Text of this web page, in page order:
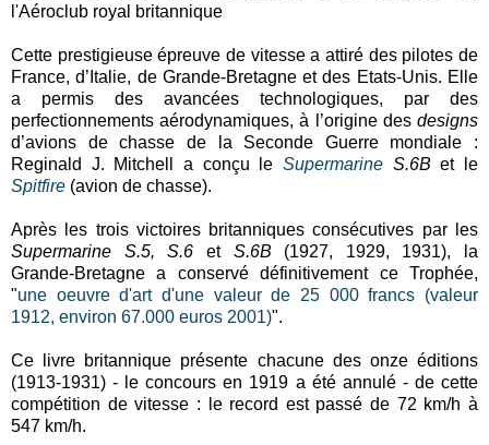
l'Aéroclub royal britannique
Cette prestigieuse épreuve de vitesse a attiré des pilotes de
France, d’Italie, de Grande-Bretagne et des Etats-Unis. Elle
a permis des avancées technologiques, par des
perfectionnements aérodynamiques, à l’origine des designs
d’avions de chasse de la Seconde Guerre mondiale :
Reginald J. Mitchell a conçu le Supermarine S.6B et le
Spitfire (avion de chasse).
Après les trois victoires britanniques consécutives par les
Supermarine S.5, S.6 et S.6B (1927, 1929, 1931), la
Grande-Bretagne a conservé définitivement ce Trophée,
"une oeuvre d'art d'une valeur de 25 000 francs (valeur
1912, environ 67.000 euros 2001)".
Ce livre britannique présente chacune des onze éditions
(1913-1931) - le concours en 1919 a été annulé - de cette
compétition de vitesse : le record est passé de 72 km/h à
547 km/h.